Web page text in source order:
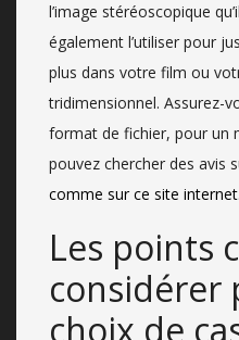
l’image stéréoscopique
également l’utiliser pour
plus dans votre film ou
tridimensionnel. Assurez-
format de fichier, pour un
pouvez chercher des avis
comme sur ce site internet
Les points
considérer
choix de